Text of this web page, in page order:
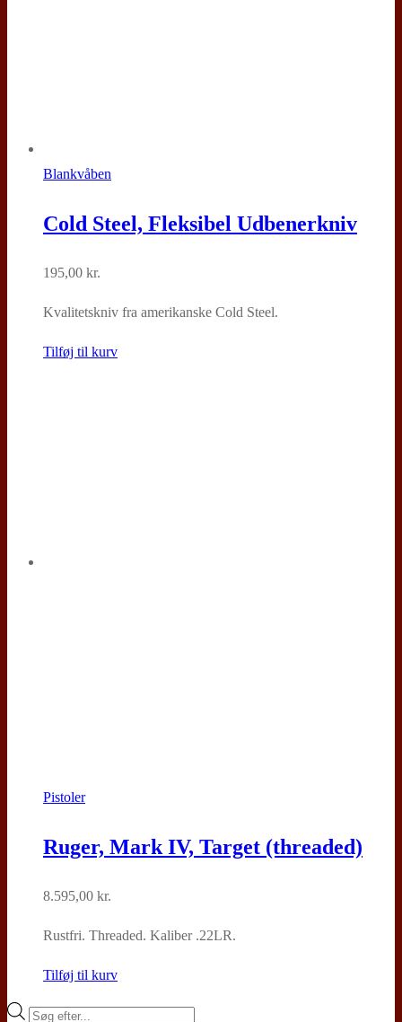
Blankvåben
Cold Steel, Fleksibel Udbenerkniv
195,00 kr.
Kvalitetskniv fra amerikanske Cold Steel.
Tilføj til kurv
Pistoler
Ruger, Mark IV, Target (threaded)
8.595,00 kr.
Rustfri. Threaded. Kaliber .22LR.
Tilføj til kurv
Products